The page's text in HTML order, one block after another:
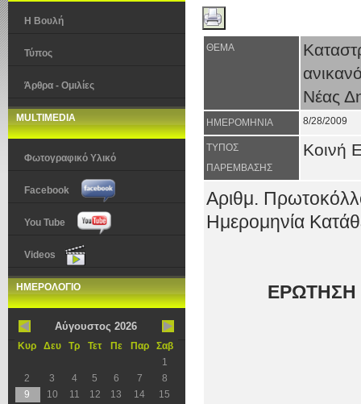
Η Βουλή
Τύπος
Άρθρα - Ομιλίες
MULTIMEDIA
Φωτογραφικό Υλικό
Facebook
You Tube
Videos
ΗΜΕΡΟΛΟΓΙΟ
Αύγουστος 2026
Κυρ Δευ Τρ Τετ Πε Παρ
Σαβ
1
2
3 4 5 6 7
8
9
10 11 12 13 14
15
ΘΕΜΑ
Νέας
ΗΜΕΡΟΜΗΝΙΑ 8/28/2009
ΤΥΠΟΣ
ΠΑΡΕΜΒΑΣΗΣ
Κοινή
Αριθμ.
Ημερομηνία
ΕΡΩΤΗΣΗ